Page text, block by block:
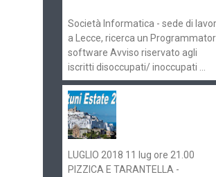
Società Informatica - sede di
a Lecce, ricerca un
software Avviso riservato agli
iscritti disoccupati/ inoccupati ...
LUGLIO 2018 11 lug ore 21.00
PIZZICA E TARANTELLA -